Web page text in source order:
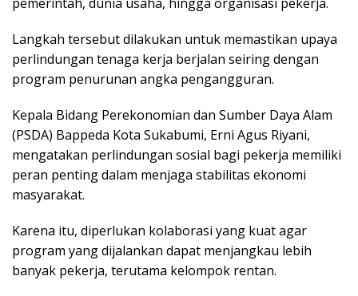
Langkah tersebut dilakukan untuk memastikan upaya
perlindungan tenaga kerja berjalan seiring dengan
program penurunan angka pengangguran.
Kepala Bidang Perekonomian dan Sumber Daya Alam
(PSDA) Bappeda Kota Sukabumi, Erni Agus Riyani,
mengatakan perlindungan sosial bagi pekerja memiliki
peran penting dalam menjaga stabilitas ekonomi
masyarakat.
Karena itu, diperlukan kolaborasi yang kuat agar
program yang dijalankan dapat menjangkau lebih
banyak pekerja, terutama kelompok rentan.